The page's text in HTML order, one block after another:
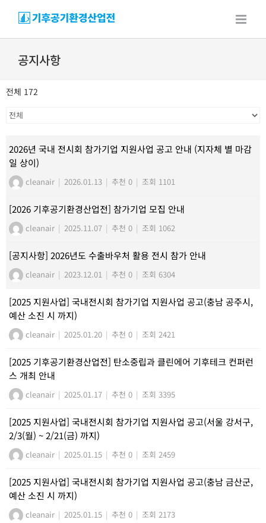
content
공지사항
전체 172
2026년 국내 전시회 참가기업 지원사업 공고 안내 (지자체 별 마감
일 상이)
cleanair | 2026.01.13 | 추천 0 | 조회 1101
[2026 기후공기환경산업전] 참가기업 모집 안내
cleanair | 2025.11.07 | 추천 0 | 조회 1062
[공지사항] 2026년도 수출바우처 활용 전시 참가 안내
cleanair | 2023.12.01 | 추천 0 | 조회 6304
[2025 지원사업] 국내전시회 참가기업 지원사업 공고(충남 공주시,
예산 소진 시 까지)
cleanair | 2025.01.20 | 추천 0 | 조회 2421
[2025 기후공기환경산업전] 탄소중립과 클린에어 기후테크 컨퍼런
스 개최 안내
cleanair | 2025.01.17 | 추천 0 | 조회 3395
[2025 지원사업] 국내전시회 참가기업 지원사업 공고(서울 강서구,
2/3(월) ~ 2/21(금) 까지)
cleanair | 2025.01.15 | 추천 0 | 조회 2459
[2025 지원사업] 국내전시회 참가기업 지원사업 공고(충남 금산군,
예산 소진 시 까지)
cleanair | 2025.01.15 | 추천 0 | 조회 2173